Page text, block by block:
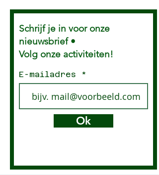
Schrijf je in voor onze
nieuwsbrief •
Volg onze activiteiten!
E-mailadres
Ok